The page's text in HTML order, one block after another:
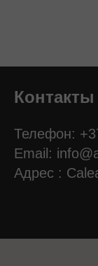
Контакты
Телефон:
Email:
Адрес :